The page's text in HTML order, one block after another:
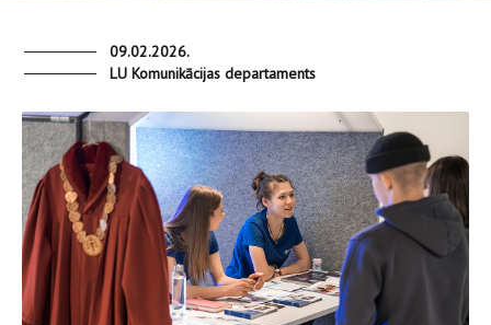
09.02.2026.
LU Komunikācijas departaments